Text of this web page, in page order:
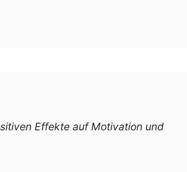
Effekte auf Motivation und